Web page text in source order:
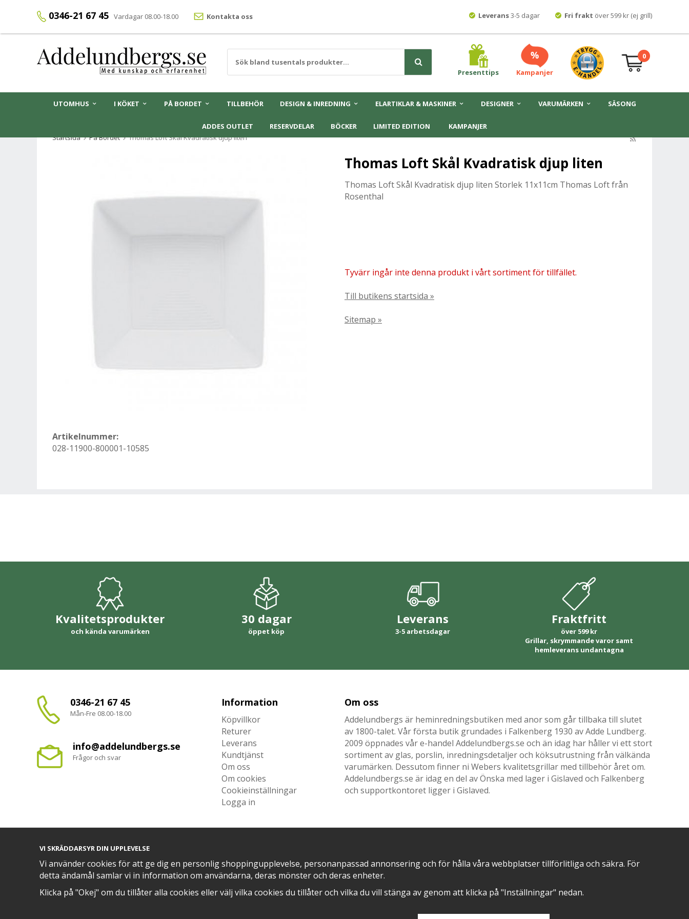
0346-21 67 45 Vardagar 08.00-18.00 Kontakta oss Leverans3-5 dagar Fri frakt över 599 kr (ej grill)
Presenttips Kampanjer
0
UTOMHUS I KÖKET PÅ BORDET TILLBEHÖR DESIGN & INREDNING ELARTIKLAR & MASKINER DESIGNER VARUMÄRKEN SÄSONG
ADDES OUTLET RESERVDELAR BÖCKER LIMITED EDITION
KAMPANJER
Startsida
På Bordet Thomas Loft Skål Kvadratisk djup liten
Thomas Loft Skål Kvadratisk djup liten
Thomas Loft Skål Kvadratisk djup liten Storlek 11x11cm Thomas Loft från
Rosenthal
Tyvärr ingår inte denna produkt i vårt sortiment för tillfället.
Till butikens startsida »
Sitemap »
Artikelnummer:
028-11900-800001-10585
Kvalitetsprodukter
och kända varumärken
30 dagar
öppet köp
Leverans
3-5 arbetsdagar
Fraktfritt
över 599 kr
Grillar, skrymmande varor samt
hemleverans undantagna
0346-21 67 45
Mån-Fre 08.00-18.00
info@addelundbergs.se
Frågor och svar
Information
Köpvillkor
Returer
Leverans
Kundtjänst
Om oss
Om cookies
Cookieinställningar
Logga in
Om oss
Addelundbergs är heminredningsbutiken med anor som går tillbaka till slutet
av 1800-talet. Vår första butik grundades i Falkenberg 1930 av Adde Lundberg.
2009 öppnades vår e-handel Addelundbergs.se och än idag har håller vi ett stort
sortiment av glas, porslin, inredningsdetaljer och köksutrustning från välkända
varumärken. Dessutom finner ni Webers kvalitetsgrillar med tillbehör året om.
Addelundbergs.se är idag en del av Önska med lager i Gislaved och Falkenberg
och supportkontoret ligger i Gislaved.
VI SKRÄDDARSYR DIN UPPLEVELSE
Vi använder cookies för att ge dig en personlig shoppingupplevelse, personanpassad annonsering och för hålla våra webbplatser tillförlitliga och säkra. För
detta ändamål samlar vi in information om användarna, deras mönster och deras enheter.
Klicka på "Okej" om du tillåter alla cookies eller välj vilka cookies du tillåter och vilka du vill stänga av genom att klicka på "Inställningar" nedan.